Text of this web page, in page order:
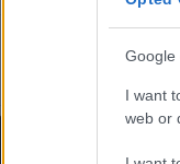
Google
I want
web or